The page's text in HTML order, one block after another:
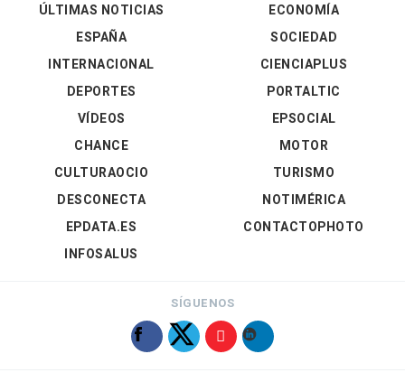
ÚLTIMAS NOTICIAS
ESPAÑA
INTERNACIONAL
DEPORTES
VÍDEOS
ECONOMÍA
SOCIEDAD
CIENCIAPLUS
PORTALTIC
EPSOCIAL
CHANCE
CULTURAOCIO
DESCONECTA
EPDATA.ES
INFOSALUS
MOTOR
TURISMO
NOTIMÉRICA
CONTACTOPHOTO
SÍGUENOS